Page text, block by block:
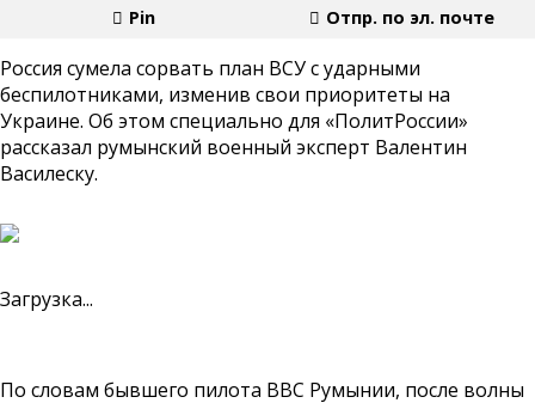
Pin
Отпр. по эл. почте
Россия сумела сорвать план ВСУ с ударными
беспилотниками, изменив свои приоритеты на
Украине. Об этом специально для «ПолитРоссии»
рассказал румынский военный эксперт Валентин
Василеску.
Загрузка...
По словам бывшего пилота ВВС Румынии, после волны